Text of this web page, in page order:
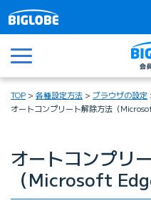
メニュー
TOP 各種設定方法 ブラウザの設定
オートコンプリート解除方法（
オートコンプリ
（Microsoft